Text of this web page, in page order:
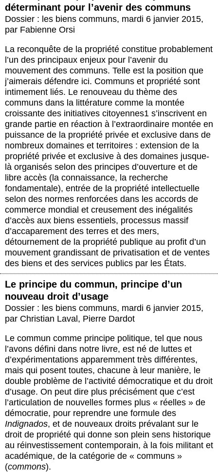
déterminant pour l’avenir des communs
Dossier : les biens communs, mardi 6 janvier 2015,
par Fabienne Orsi
La reconquête de la propriété constitue probablement
l’un des principaux enjeux pour l’avenir du
mouvement des communs. Telle est la position que
j’aimerais défendre ici. Communs et propriété sont
intimement liés. Le renouveau du thème des
communs dans la littérature comme la montée
croissante des initiatives citoyennes1 s’inscrivent en
grande partie en réaction à l’extraordinaire montée en
puissance de la propriété privée et exclusive dans de
nombreux domaines et territoires : extension de la
propriété privée et exclusive à des domaines jusque-
là organisés selon des principes d’ouverture et de
libre accès (la connaissance, la recherche
fondamentale), entrée de la propriété intellectuelle
selon des normes renforcées dans les accords de
commerce mondial et creusement des inégalités
d’accès aux biens essentiels, processus massif
d’accaparement des terres et des mers,
détournement de la propriété publique au profit d’un
mouvement grandissant de privatisation et de ventes
des biens et des services publics par les États.
Le principe du commun, principe d’un
nouveau droit d’usage
Dossier : les biens communs, mardi 6 janvier 2015,
par Christian Laval, Pierre Dardot
Le commun comme principe politique, tel que nous
l’avons défini dans notre livre, est né de luttes et
d’expérimentations apparemment très différentes,
mais qui posent toutes, chacune à leur manière, le
double problème de l’activité démocratique et du droit
d’usage. On peut dire plus précisément que c’est
l’articulation de nouvelles formes plus « réelles » de
démocratie, pour reprendre une formule des
Indignados, et de nouveaux droits prévalant sur le
droit de propriété qui donne son plein sens historique
au réinvestissement contemporain, à la fois militant et
académique, de la catégorie de « communs »
(commons).